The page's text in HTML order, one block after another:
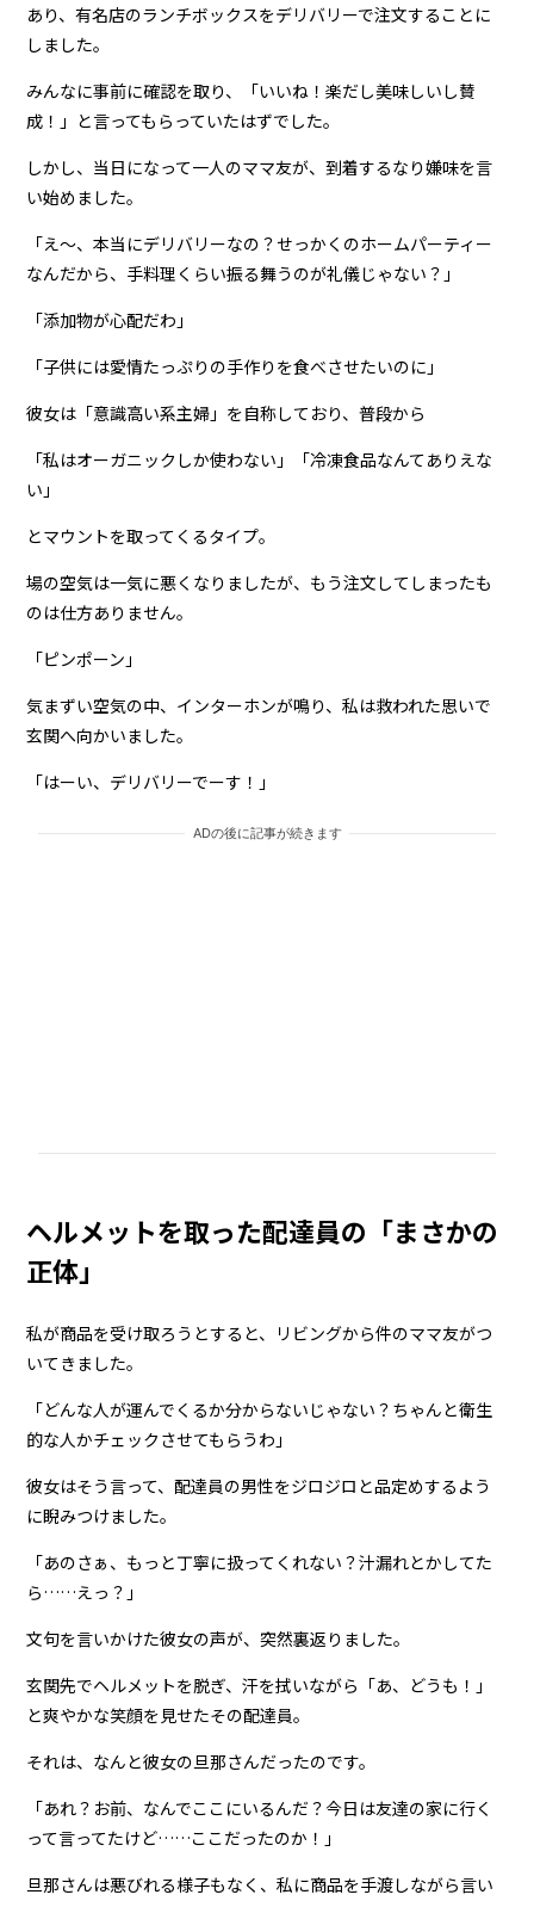
あり、有名店のランチボックスをデリバリーで注文することに
しました。
みんなに事前に確認を取り、「いいね！楽だし美味しいし賛
成！」と言ってもらっていたはずでした。
しかし、当日になって一人のママ友が、到着するなり嫌味を言
い始めました。
「え～、本当にデリバリーなの？せっかくのホームパーティー
なんだから、手料理くらい振る舞うのが礼儀じゃない？」
「添加物が心配だわ」
「子供には愛情たっぷりの手作りを食べさせたいのに」
彼女は「意識高い系主婦」を自称しており、普段から
「私はオーガニックしか使わない」「冷凍食品なんてありえな
い」
とマウントを取ってくるタイプ。
場の空気は一気に悪くなりましたが、もう注文してしまったも
のは仕方ありません。
「ピンポーン」
気まずい空気の中、インターホンが鳴り、私は救われた思いで
玄関へ向かいました。
「はーい、デリバリーでーす！」
ADの後に記事が続きます
ヘルメットを取った配達員の「まさかの
正体」
私が商品を受け取ろうとすると、リビングから件のママ友がつ
いてきました。
「どんな人が運んでくるか分からないじゃない？ちゃんと衛生
的な人かチェックさせてもらうわ」
彼女はそう言って、配達員の男性をジロジロと品定めするよう
に睨みつけました。
「あのさぁ、もっと丁寧に扱ってくれない？汁漏れとかしてた
ら……えっ？」
文句を言いかけた彼女の声が、突然裏返りました。
玄関先でヘルメットを脱ぎ、汗を拭いながら「あ、どうも！」
と爽やかな笑顔を見せたその配達員。
それは、なんと彼女の旦那さんだったのです。
「あれ？お前、なんでここにいるんだ？今日は友達の家に行く
って言ってたけど……ここだったのか！」
旦那さんは悪びれる様子もなく、私に商品を手渡しながら言い